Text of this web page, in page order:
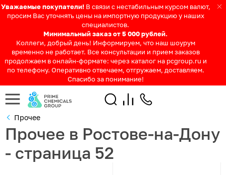
Уважаемые покупатели! В связи с нестабильным курсом валют,
просим Вас уточнять цены на импортную продукцию у наших
специалистов.
Минимальный заказ от 5 000 рублей.
Коллеги, добрый день! Информируем, что наш шоурум
временно не работает. Все консультации и прием заказов
продолжаем в онлайн-формате: через каталог на pcgroup.ru и
по телефону. Оперативно отвечаем, отгружаем, доставляем.
Спасибо за понимание!
Прочее
Прочее в Ростове-на-Дону
- страница 52